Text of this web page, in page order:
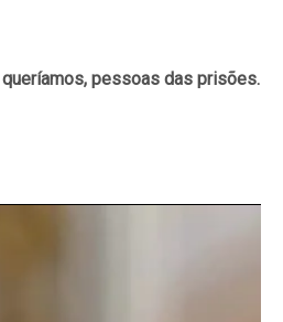
pessoas das prisões.